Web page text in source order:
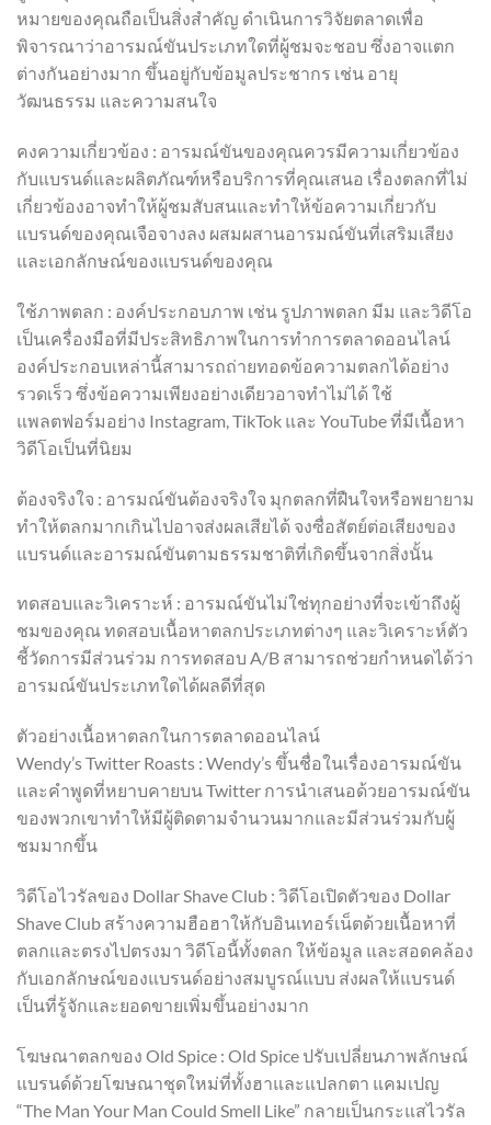
หมายของคุณถือเป็นสิ่งสำคัญ ดำเนินการวิจัยตลาดเพื่อ
พิจารณาว่าอารมณ์ขันประเภทใดที่ผู้ชมจะชอบ ซึ่งอาจแตก
ต่างกันอย่างมาก ขึ้นอยู่กับข้อมูลประชากร เช่น อายุ
วัฒนธรรม และความสนใจ
คงความเกี่ยวข้อง : อารมณ์ขันของคุณควรมีความเกี่ยวข้อง
กับแบรนด์และผลิตภัณฑ์หรือบริการที่คุณเสนอ เรื่องตลกที่ไม่
เกี่ยวข้องอาจทำให้ผู้ชมสับสนและทำให้ข้อความเกี่ยวกับ
แบรนด์ของคุณเจือจางลง ผสมผสานอารมณ์ขันที่เสริมเสียง
และเอกลักษณ์ของแบรนด์ของคุณ
ใช้ภาพตลก : องค์ประกอบภาพ เช่น รูปภาพตลก มีม และวิดีโอ
เป็นเครื่องมือที่มีประสิทธิภาพในการทำการตลาดออนไลน์
องค์ประกอบเหล่านี้สามารถถ่ายทอดข้อความตลกได้อย่าง
รวดเร็ว ซึ่งข้อความเพียงอย่างเดียวอาจทำไม่ได้ ใช้
แพลตฟอร์มอย่าง Instagram, TikTok และ YouTube ที่มีเนื้อหา
วิดีโอเป็นที่นิยม
ต้องจริงใจ : อารมณ์ขันต้องจริงใจ มุกตลกที่ฝืนใจหรือพยายาม
ทำให้ตลกมากเกินไปอาจส่งผลเสียได้ จงซื่อสัตย์ต่อเสียงของ
แบรนด์และอารมณ์ขันตามธรรมชาติที่เกิดขึ้นจากสิ่งนั้น
ทดสอบและวิเคราะห์ : อารมณ์ขันไม่ใช่ทุกอย่างที่จะเข้าถึงผู้
ชมของคุณ ทดสอบเนื้อหาตลกประเภทต่างๆ และวิเคราะห์ตัว
ชี้วัดการมีส่วนร่วม การทดสอบ A/B สามารถช่วยกำหนดได้ว่า
อารมณ์ขันประเภทใดได้ผลดีที่สุด
ตัวอย่างเนื้อหาตลกในการตลาดออนไลน์
Wendy’s Twitter Roasts : Wendy’s ขึ้นชื่อในเรื่องอารมณ์ขัน
และคำพูดที่หยาบคายบน Twitter การนำเสนอด้วยอารมณ์ขัน
ของพวกเขาทำให้มีผู้ติดตามจำนวนมากและมีส่วนร่วมกับผู้
ชมมากขึ้น
วิดีโอไวรัลของ Dollar Shave Club : วิดีโอเปิดตัวของ Dollar
Shave Club สร้างความฮือฮาให้กับอินเทอร์เน็ตด้วยเนื้อหาที่
ตลกและตรงไปตรงมา วิดีโอนี้ทั้งตลก ให้ข้อมูล และสอดคล้อง
กับเอกลักษณ์ของแบรนด์อย่างสมบูรณ์แบบ ส่งผลให้แบรนด์
เป็นที่รู้จักและยอดขายเพิ่มขึ้นอย่างมาก
โฆษณาตลกของ Old Spice : Old Spice ปรับเปลี่ยนภาพลักษณ์
แบรนด์ด้วยโฆษณาชุดใหม่ที่ทั้งฮาและแปลกตา แคมเปญ
“The Man Your Man Could Smell Like” กลายเป็นกระแสไวรัล